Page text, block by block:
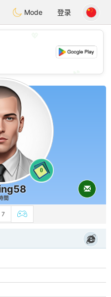
Space
Mode 登录
0
間
7